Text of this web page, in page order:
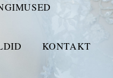
KONTAKT